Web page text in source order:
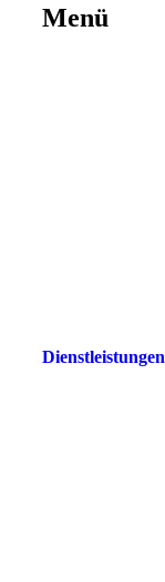
Menü
Dienstleistungen